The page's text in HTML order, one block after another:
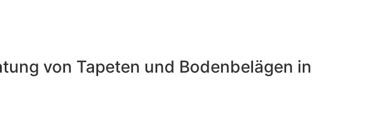
von Tapeten und Bodenbelägen in